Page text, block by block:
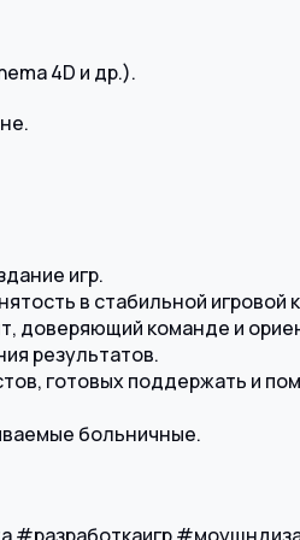
4D и др.).
игр.
в стабильной игровой
доверяющий команде и
результатов.
готовых поддержать и
больничные.